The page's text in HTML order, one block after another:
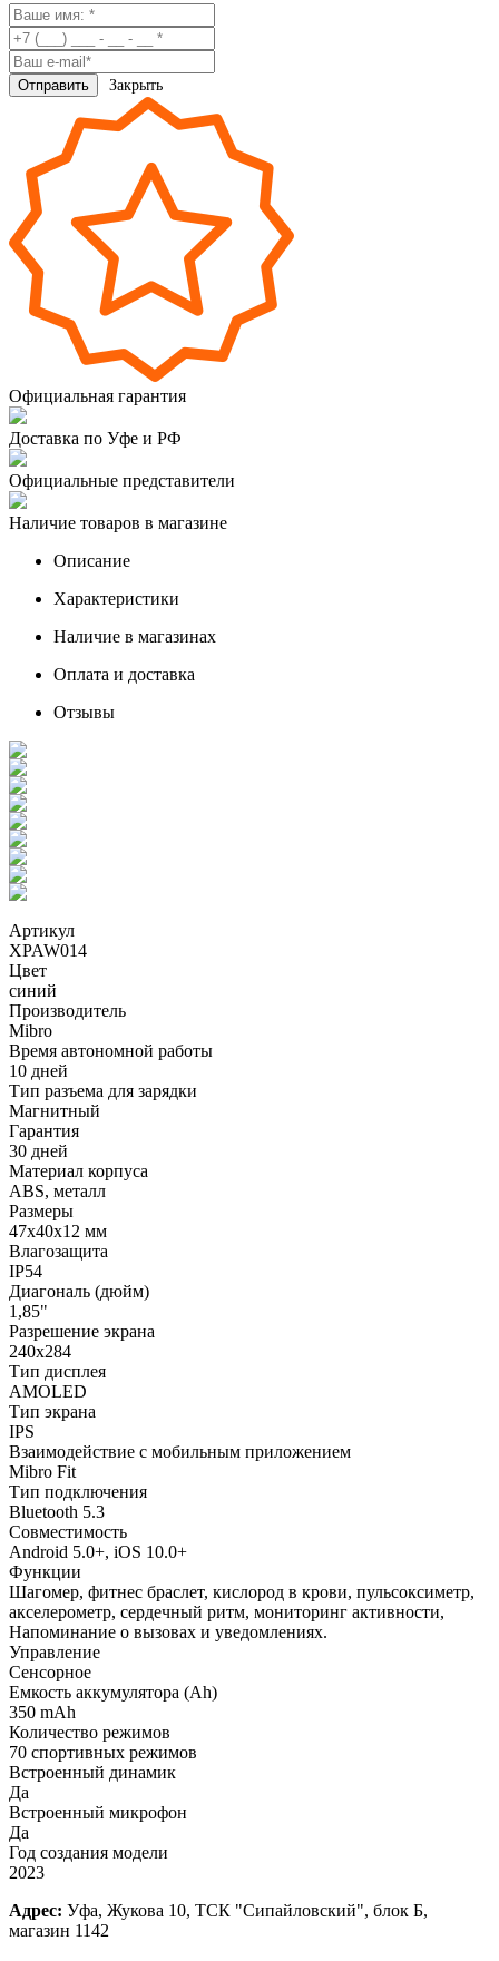
Закрыть
Официальная гарантия
Доставка по Уфе и РФ
Официальные представители
Наличие товаров в магазине
Описание
Характеристики
Наличие в магазинах
Оплата и доставка
Отзывы
Артикул
XPAW014
Цвет
синий
Производитель
Mibro
Время автономной работы
10 дней
Тип разъема для зарядки
Магнитный
Гарантия
30 дней
Материал корпуса
ABS, металл
Размеры
47х40х12 мм
Влагозащита
IP54
Диагональ (дюйм)
1,85"
Разрешение экрана
240x284
Тип дисплея
AMOLED
Тип экрана
IPS
Взаимодействие с мобильным приложением
Mibro Fit
Тип подключения
Bluetooth 5.3
Совместимость
Android 5.0+, iOS 10.0+
Функции
Шагомер, фитнес браслет, кислород в крови, пульсоксиметр,
акселерометр, сердечный ритм, мониторинг активности,
Напоминание о вызовах и уведомлениях.
Управление
Сенсорное
Емкость аккумулятора (Ah)
350 mAh
Количество режимов
70 спортивных режимов
Встроенный динамик
Да
Встроенный микрофон
Да
Год создания модели
2023
Адрес: Уфа, Жукова 10, ТСК "Сипайловский", блок Б,
магазин 1142